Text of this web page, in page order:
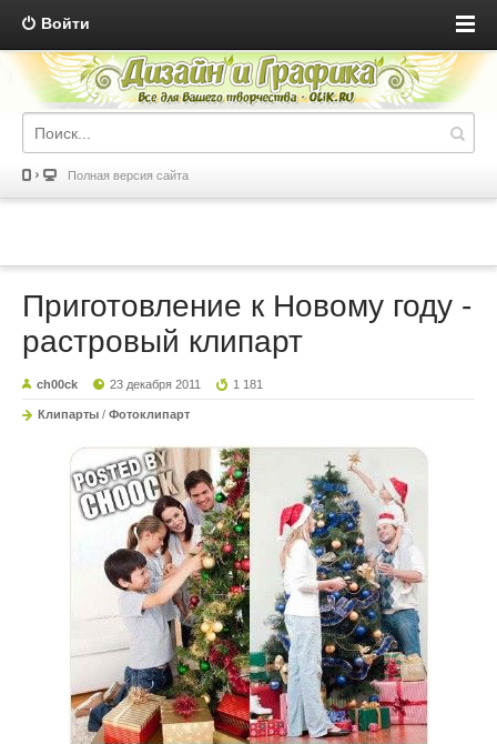
Войти
Полная версия сайта
Приготовление к Новому году -
растровый клипарт
ch00ck 23 декабря 2011 1 181
Клипарты / Фотоклипарт